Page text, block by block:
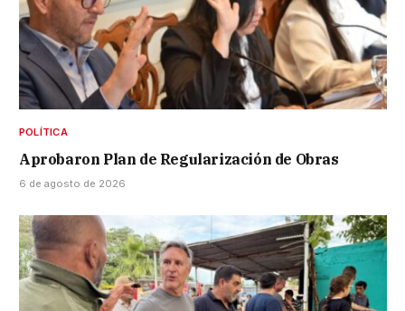
POLÍTICA
Aprobaron Plan de Regularización de Obras
6 de agosto de 2026